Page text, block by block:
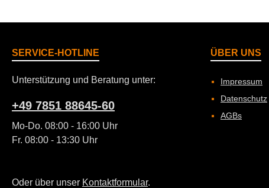
SERVICE-HOTLINE
Unterstützung und Beratung unter:
+49 7851 88645-60
Mo-Do. 08:00 - 16:00 Uhr
Fr. 08:00 - 13:30 Uhr
Oder über unser Kontaktformular.
ÜBER UNS
Impressum
Datenschutz
AGBs